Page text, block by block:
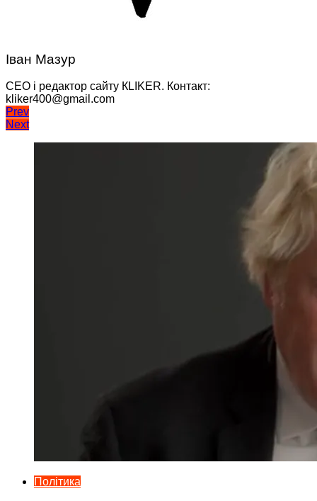
Іван Мазур
CEO і редактор сайту КLIKER. Контакт:
kliker400@gmail.com
Навігація
записів
Prev
Next
Політика